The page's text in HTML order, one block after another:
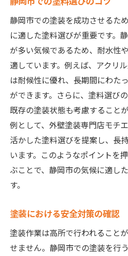
静岡市での塗装を成功させるた
に適した塗料選びが重要です。
が多い気候であるため、耐水性
適しています。例えば、アクリ
は耐候性に優れ、長期間にわた
ができます。さらに、塗料選び
既存の塗装状態も考慮すること
例として、外壁塗装専門店モチ
活かした塗料選びを提案し、長
います。このようなポイントを
ぶことで、静岡市の気候に適し
す。
塗装における安全対策の確認
塗装作業は高所で行われること
せません。静岡市での塗装を行